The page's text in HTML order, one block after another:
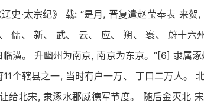
史·太宗纪》 载: “是月, 晋复遣赵莹奉表 来贺,
儒、 新、 武、 云、 应、 朔、 寰、 蔚十六
潢。 升幽州为南京, 南京为东京。”[6] 隶属
个辖县之一, 当时有户一万、 丁口二万人。
给北宋, 隶涿水郡威德军节度。 随后金灭北